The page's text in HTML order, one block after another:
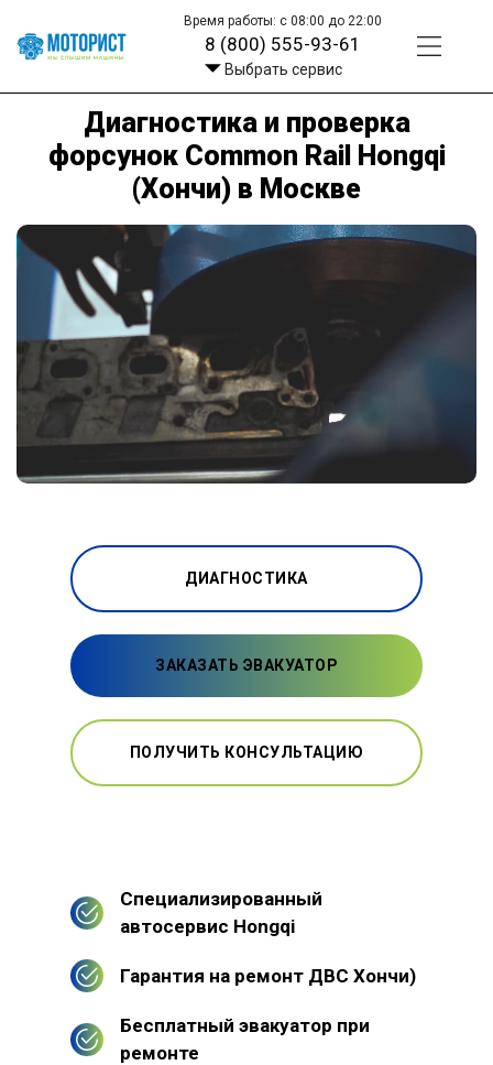
Время работы: с 08:00 до 22:00
8 (800) 555-93-61
Выбрать сервис
Диагностика и проверка
форсунок Common Rail Hongqi
(Хончи) в Москве
ДИАГНОСТИКА
ЗАКАЗАТЬ ЭВАКУАТОР
ПОЛУЧИТЬ КОНСУЛЬТАЦИЮ
Специализированный
автосервис Hongqi
Гарантия на ремонт ДВС Хончи)
Бесплатный эвакуатор при
ремонте